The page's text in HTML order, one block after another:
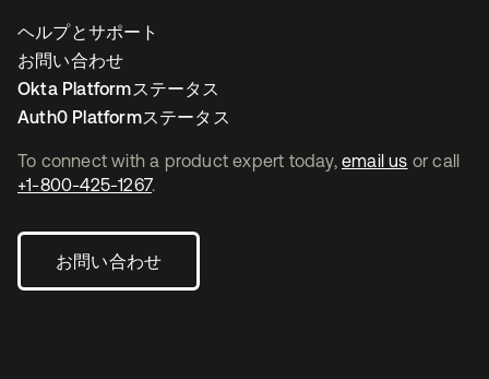
To connect with a product expert today, email us or call
+1-800-425-1267.
お問い合わせ
ヘルプとサポート
お問い合わせ
Okta Platformステータス
Auth0 Platformステータス